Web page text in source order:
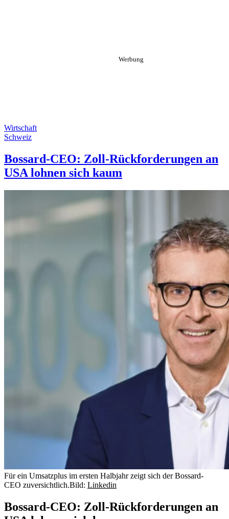
Wirtschaft
Schweiz
Bossard-CEO: Zoll-Rückforderungen an
USA lohnen sich kaum
Für ein Umsatzplus im ersten Halbjahr zeigt sich der Bossard-
CEO zuversichtlich.Bild: Linkedin
Bossard-CEO: Zoll-Rückforderungen an